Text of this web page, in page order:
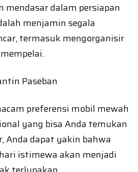
mendasar dalam persiapan
menjamin segala
termasuk mengorganisir
preferensi mobil mewah
yang bisa Anda temukan
Anda dapat yakin bahwa
istimewa akan menjadi